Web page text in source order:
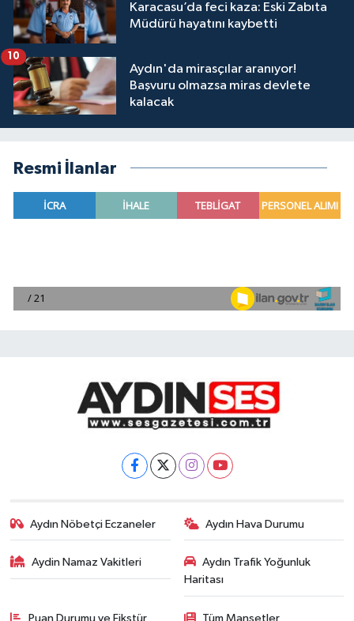
Karacasu’da feci kaza: Eski Zabıta
Müdürü hayatını kaybetti
Aydın'da mirasçılar aranıyor!
Başvuru olmazsa miras devlete
kalacak
10
Resmi İlanlar
Aydın Nöbetçi Eczaneler Aydın Hava Durumu
Aydin Namaz Vakitleri
Aydın Trafik Yoğunluk
Haritası
Puan Durumu ve Fikstür Tüm Manşetler